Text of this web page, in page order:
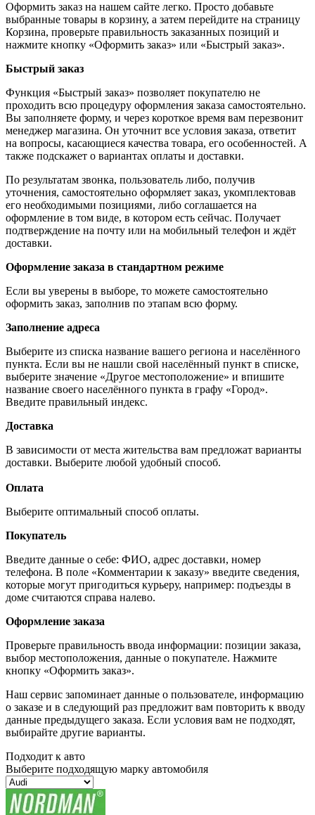
Оформить заказ на нашем сайте легко. Просто добавьте
выбранные товары в корзину, а затем перейдите на страницу
Корзина, проверьте правильность заказанных позиций и
нажмите кнопку «Оформить заказ» или «Быстрый заказ».
Быстрый заказ
Функция «Быстрый заказ» позволяет покупателю не
проходить всю процедуру оформления заказа самостоятельно.
Вы заполняете форму, и через короткое время вам перезвонит
менеджер магазина. Он уточнит все условия заказа, ответит
на вопросы, касающиеся качества товара, его особенностей. А
также подскажет о вариантах оплаты и доставки.
По результатам звонка, пользователь либо, получив
уточнения, самостоятельно оформляет заказ, укомплектовав
его необходимыми позициями, либо соглашается на
оформление в том виде, в котором есть сейчас. Получает
подтверждение на почту или на мобильный телефон и ждёт
доставки.
Оформление заказа в стандартном режиме
Если вы уверены в выборе, то можете самостоятельно
оформить заказ, заполнив по этапам всю форму.
Заполнение адреса
Выберите из списка название вашего региона и населённого
пункта. Если вы не нашли свой населённый пункт в списке,
выберите значение «Другое местоположение» и впишите
название своего населённого пункта в графу «Город».
Введите правильный индекс.
Доставка
В зависимости от места жительства вам предложат варианты
доставки. Выберите любой удобный способ.
Оплата
Выберите оптимальный способ оплаты.
Покупатель
Введите данные о себе: ФИО, адрес доставки, номер
телефона. В поле «Комментарии к заказу» введите сведения,
которые могут пригодиться курьеру, например: подъезды в
доме считаются справа налево.
Оформление заказа
Проверьте правильность ввода информации: позиции заказа,
выбор местоположения, данные о покупателе. Нажмите
кнопку «Оформить заказ».
Наш сервис запоминает данные о пользователе, информацию
о заказе и в следующий раз предложит вам повторить к вводу
данные предыдущего заказа. Если условия вам не подходят,
выбирайте другие варианты.
Подходит к авто
Выберите подходящую марку автомобиля